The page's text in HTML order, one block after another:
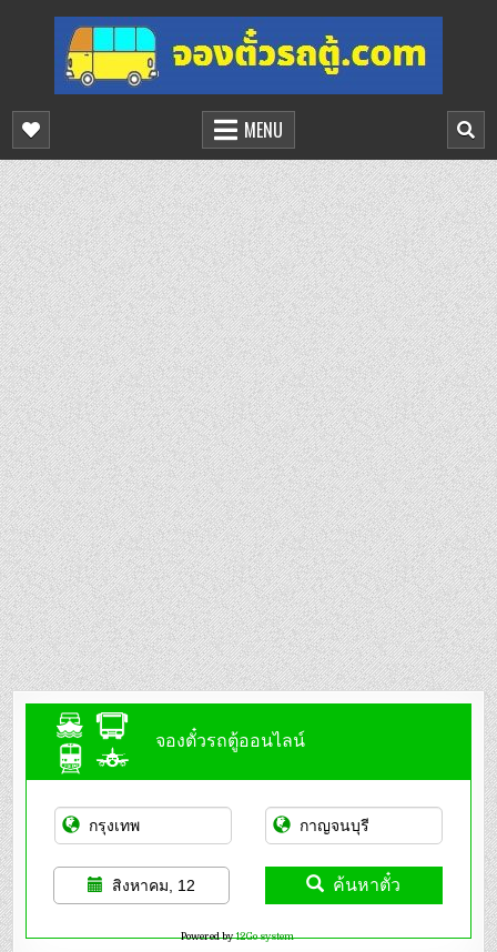
content
จองตั๋วรถตู้ออนไลน์
บริการจองตั๋วรถตู้ออนไลน์
MENU
จองตั๋วรถตู้ออนไลน์
สิงหาคม, 12 ค้นหาตั๋ว
Powered by12Go system